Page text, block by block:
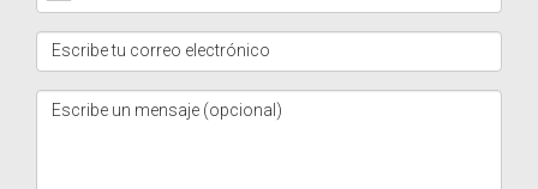
propiedades en Cap Cana?
El costo puede variar significativamente dependiendo del
tipo de propiedad y su ubicación dentro del complejo; sin